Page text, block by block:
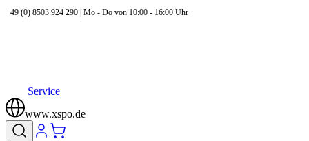
+49 (0) 8503 924 290 | Mo - Do von 10:00 - 16:00 Uhr
Service
www.xspo.de